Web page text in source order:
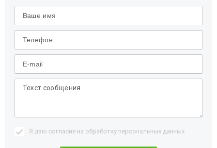
Я даю согласие на обработку персональных данных